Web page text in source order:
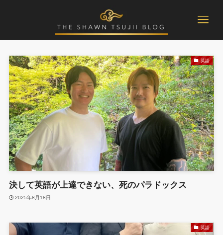
英語
決して英語が上達できない、死のパラドックス
2025年8月18日
英語